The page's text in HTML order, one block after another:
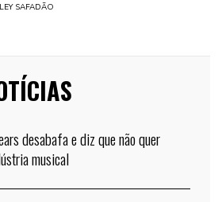
SAFADÃO
desabafa e diz que não quer
musical